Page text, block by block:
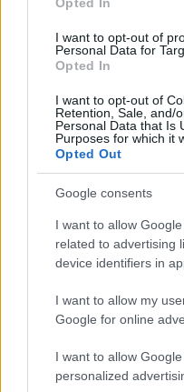
I want to opt-out of
Personal Data for
Opted In
I want to opt-out of
Retention, Sale, and/
Personal Data that Is
Purposes for which it
Opted Out
Google consents
I want to allow
related to advertising
device identifiers in
I want to allow my
Google for online
I want to allow
personalized
25. enero 2021 PorJesus Gallo|
jugadores han sido algunos de